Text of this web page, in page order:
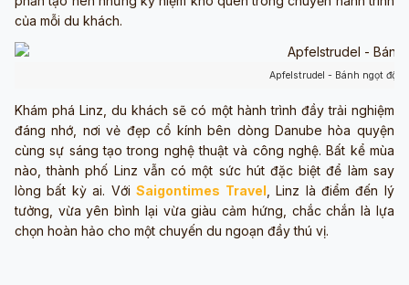
của mỗi du khách.
Apfelstrudel - Bánh ngọt độc
Khám phá Linz, du khách sẽ có một hành trình đầy trải nghiệm
đáng nhớ, nơi vẻ đẹp cổ kính bên dòng Danube hòa quyện
cùng sự sáng tạo trong nghệ thuật và công nghệ. Bất kể mùa
nào, thành phố Linz vẫn có một sức hút đặc biệt để làm say
lòng bất kỳ ai. VớiSaigontimes Travel , Linz là điểm đến lý
tưởng, vừa yên bình lại vừa giàu cảm hứng, chắc chắn là lựa
chọn hoàn hảo cho một chuyến du ngoạn đầy thú vị.